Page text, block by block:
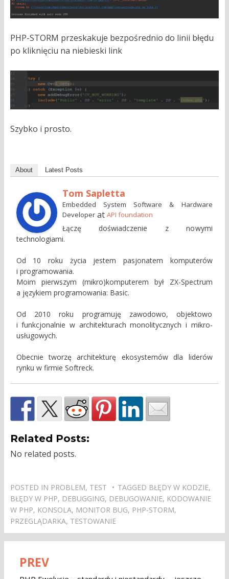
PHP-STORM przeskakuje bezpośrednio do linii błędu
po kliknięciu na niebieski link
Szybko i prosto.
About Latest Posts
Tom Sapletta
Embedded System Software & Hardware
Developerat API foundation
Łączę doświadczenie z nowymi
technologiami.
Od 10 roku życia jestem pasjonatem komputerów
i programowania.
Moim pierwszym (mikro)komputerem był ZX-Spectrum
a językiem programowania: Basic.
Od 2010 roku programuję zawodowo, objektowo
i funkcjonalnie w architekturach monolitycznych i mikro-
usługowych.
Obecnie tworzę architekturę ekosystemów dla liderów
rynku w firmie Softreck.
Related Posts:
No related posts.
POSTED IN PROBLEM, TEST TAGGED BŁĘDY W KODZIE,
BŁĘDY W PHP, DEBUGGING, DEBUGOWANIE, KODOWANIE
W PHP, KONSOLA, MONITOR BUG, PHP-STORM,
PRZEGLĄDARKA, TESTOWANIE
Nawigacja
PREV